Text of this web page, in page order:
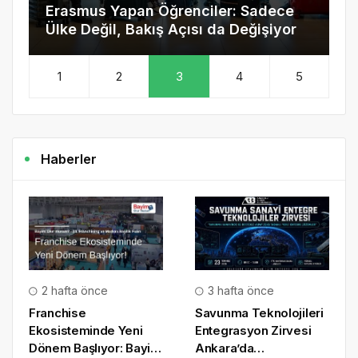
Erasmus Yapan Öğrenciler: Sadece
Ülke Değil, Bakış Açısı da Değişiyor
Haberler
2 hafta önce
Franchise
Ekosisteminde Yeni
Dönem Başlıyor: Bayim
3 hafta önce
Savunma Teknolojileri
Entegrasyon Zirvesi
Ankara’da